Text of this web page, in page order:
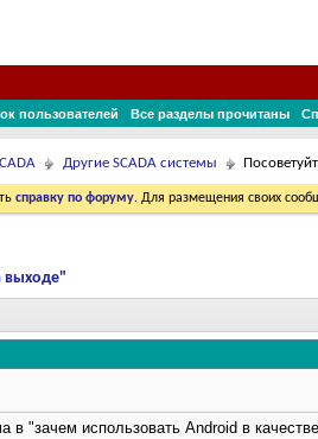
пользователей Все разделы прочитаны
Другие SCADA системы
справку по форуму. Для размещения своих
выходе"
в "зачем использовать Android в